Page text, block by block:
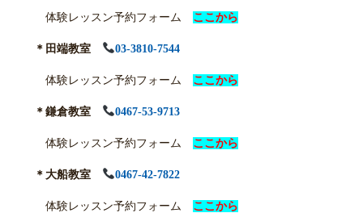
体験レッスン予約フォーム ここから
＊田端教室 03-3810-7544
体験レッスン予約フォーム ここから
＊鎌倉教室 0467-53-9713
体験レッスン予約フォーム ここから
＊大船教室 0467-42-7822
体験レッスン予約フォーム ここから